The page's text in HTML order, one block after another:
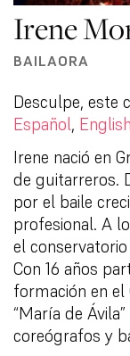
Irene
BAILAORA
Desculpe, este
Español, English
Irene nació en
de guitarreros.
por el baile
profesional. A
el
Con 16 años
formación en el
“María de
coreógrafos y